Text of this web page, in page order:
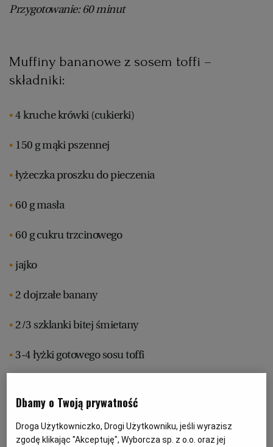
LUBLIN
OPOLE
PUBLIO.PL
ZDROWIE
Przygotowanie: 60 minut
Muffiny bananowe z sosem toffi –
składniki:
4 kruche krówki (cukierki)
150 g mąki pszennej
łyżeczka proszku do pieczenia
60 g masła
60 g cukru trzcinowego
jajko
2 dojrzałe banany
2/3 szklanki bitej śmietany
3-4 łyżki gotowego sosu toffi
Jak zrobić muffiny bananowe z sosem
toffi:
Dbamy o Twoją prywatność
Droga Użytkowniczko, Drogi Użytkowniku, jeśli wyrazisz
zgodę klikając "Akceptuję", Wyborcza sp. z o.o. oraz jej